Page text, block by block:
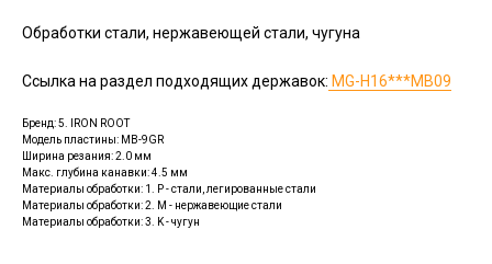
Обработки стали, нержавеющей стали, чугуна
Ссылка на раздел подходящих державок: MG-H16***MB09
Бренд: 5. IRON ROOT
Модель пластины: MB-9GR
Ширина резания: 2.0 мм
Макс. глубина канавки: 4.5 мм
Материалы обработки: 1. P - стали, легированные стали
Материалы обработки: 2. M - нержавеющие стали
Материалы обработки: 3. K - чугун